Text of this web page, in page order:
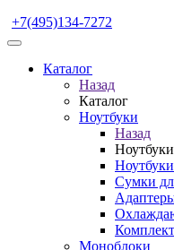
+7(495)134-7272
Каталог
Назад
Каталог
Ноутбуки
Назад
Ноутбуки
Ноутбуки
Сумки
Моноблоки